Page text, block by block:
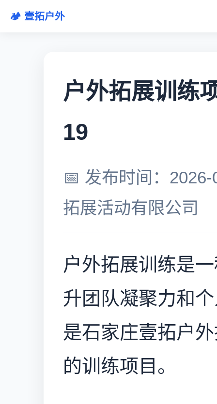
🏕️ 壹拓户外
户外拓展训练
19
📅 发布时间：
拓展活动有限公司
户外拓展训练是
升团队凝聚力和
是石家庄壹拓户
的训练项目。